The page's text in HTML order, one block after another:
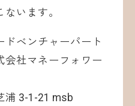
います。
ベンチャーパート
会社マネーフォワー
浦 3-1-21 msb